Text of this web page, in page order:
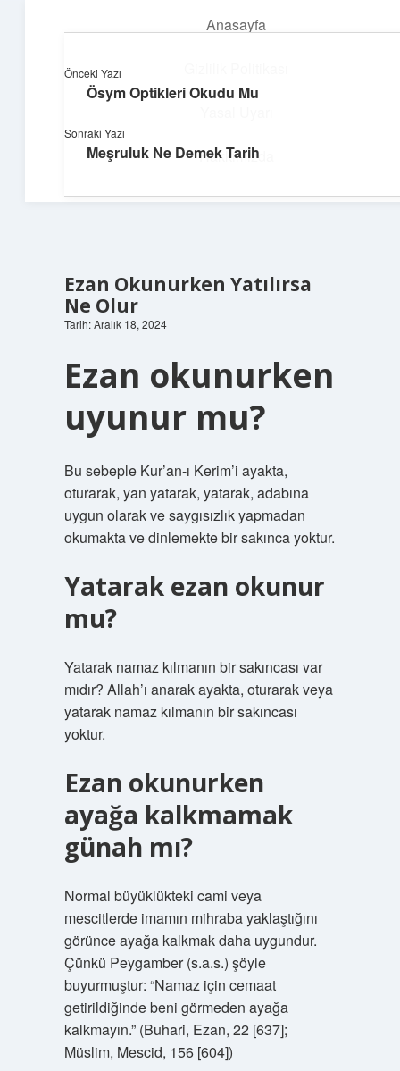
Anasayfa
Hakkımızda
Teknoloji ve İlham
Dijital dünyada keyifli bir macera!
Ezan Okunurken Yatılırsa
Ne Olur
Tarih: Aralık 18, 2024
Ezan okunurken
uyunur mu?
Bu sebeple Kur’an-ı Kerim’i ayakta,
oturarak, yan yatarak, yatarak, adabına
uygun olarak ve saygısızlık yapmadan
okumakta ve dinlemekte bir sakınca yoktur.
Yatarak ezan okunur
mu?
Yatarak namaz kılmanın bir sakıncası var
mıdır? Allah’ı anarak ayakta, oturarak veya
yatarak namaz kılmanın bir sakıncası
yoktur.
Ezan okunurken
ayağa kalkmamak
günah mı?
Normal büyüklükteki cami veya
mescitlerde imamın mihraba yaklaştığını
görünce ayağa kalkmak daha uygundur.
Çünkü Peygamber (s.a.s.) şöyle
buyurmuştur: “Namaz için cemaat
getirildiğinde beni görmeden ayağa
kalkmayın.” (Buhari, Ezan, 22 [637];
Müslim, Mescid, 156 [604])
Önceki Yazı
Ösym Optikleri Okudu Mu
Sonraki Yazı
Meşruluk Ne Demek Tarih